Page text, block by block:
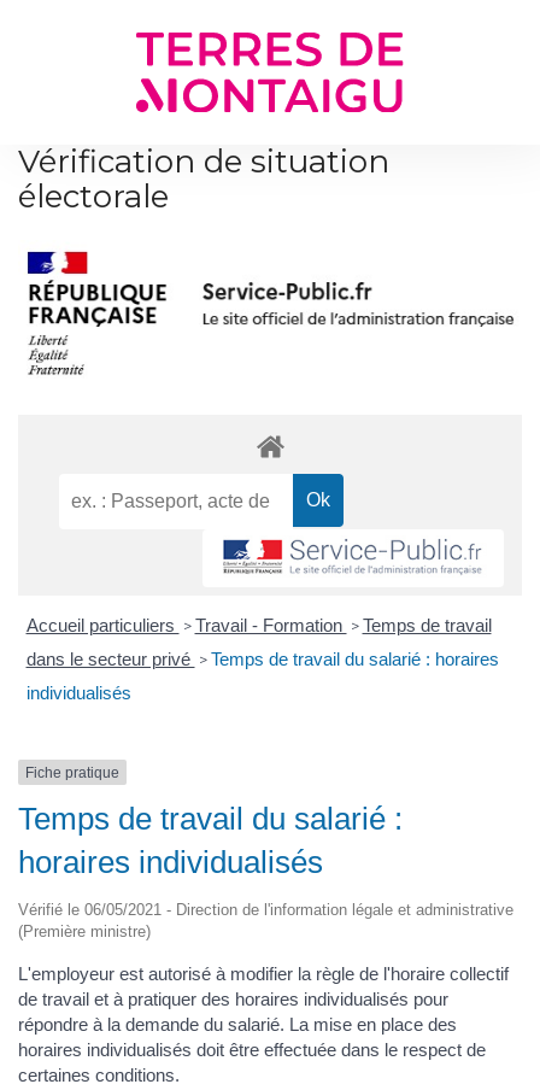
Vérification de situation
électorale
Accueil particuliers > Travail - Formation > Temps de travail
dans le secteur privé > Temps de travail du salarié : horaires
individualisés
Fiche pratique
Temps de travail du salarié :
horaires individualisés
Vérifié le 06/05/2021 - Direction de l'information légale et administrative
(Première ministre)
L'employeur est autorisé à modifier la règle de l'horaire collectif
de travail et à pratiquer des horaires individualisés pour
répondre à la demande du salarié. La mise en place des
horaires individualisés doit être effectuée dans le respect de
certaines conditions.